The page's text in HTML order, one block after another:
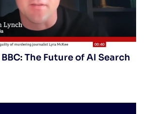
The Future of AI Search